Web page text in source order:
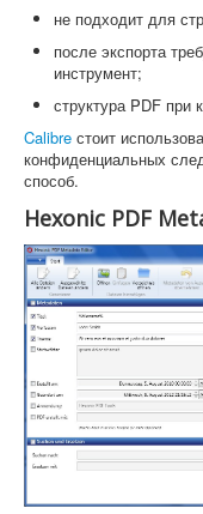
не подходит для
после экспорта
инструмент;
структура PDF при
Calibre стоит
конфиденциальных
способ.
Hexonic PDF